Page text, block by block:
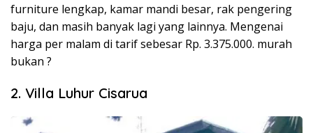
furniture lengkap, kamar mandi besar, rak pengering
baju, dan masih banyak lagi yang lainnya. Mengenai
harga per malam di tarif sebesar Rp. 3.375.000. murah
bukan ?
2. Villa Luhur Cisarua